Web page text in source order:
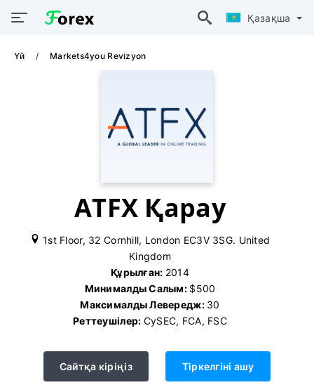
Қазақша
Үй Markets4you Revizyon
ATFX Қарау
1st Floor, 32 Cornhill, London EC3V 3SG. United
Kingdom
Құрылған: 2014
Минималды Салым: $500
Максималды Левередж: 30
Реттеушілер: CySEC, FCA, FSC
Сайтқа кіріңіз Тіркелгіні ашу